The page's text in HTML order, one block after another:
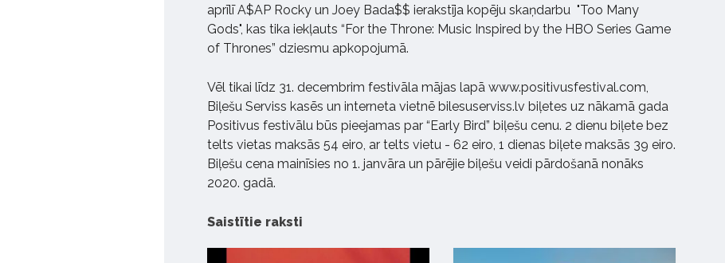
aprīlī A$AP Rocky un Joey Bada$$ ierakstīja kopēju skaņdarbu "Too Many
Gods", kas tika iekļauts “For the Throne: Music Inspired by the HBO Series Game
of Thrones” dziesmu apkopojumā.
Vēl tikai līdz 31. decembrim festivāla mājas lapā www.positivusfestival.com,
Biļešu Serviss kasēs un interneta vietnē bilesuserviss.lv biļetes uz nākamā gada
Positivus festivālu būs pieejamas par “Early Bird” biļešu cenu. 2 dienu biļete bez
telts vietas maksās 54 eiro, ar telts vietu - 62 eiro, 1 dienas biļete maksās 39 eiro.
Biļešu cena mainīsies no 1. janvāra un pārējie biļešu veidi pārdošanā nonāks
2020. gadā.
Saistītie raksti